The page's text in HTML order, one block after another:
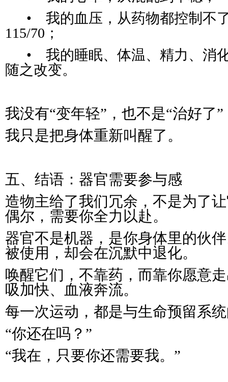
• 我的血压，从药物都控制不
115/70；
• 我的睡眠、体温、精力、消
随之改变。
我没有“变年轻”，也不是“治好了”
我只是把身体重新叫醒了。
五、结语：器官需要参与感
造物主给了我们冗余，不是为了
偶尔，需要你全力以赴。
器官不是机器，是你身体里的伙
被使用，却会在沉默中退化。
唤醒它们，不靠药，而靠你愿意
吸加快、血液奔流。
每一次运动，都是与生命预留系
“你还在吗？”
“我在，只要你还需要我。”